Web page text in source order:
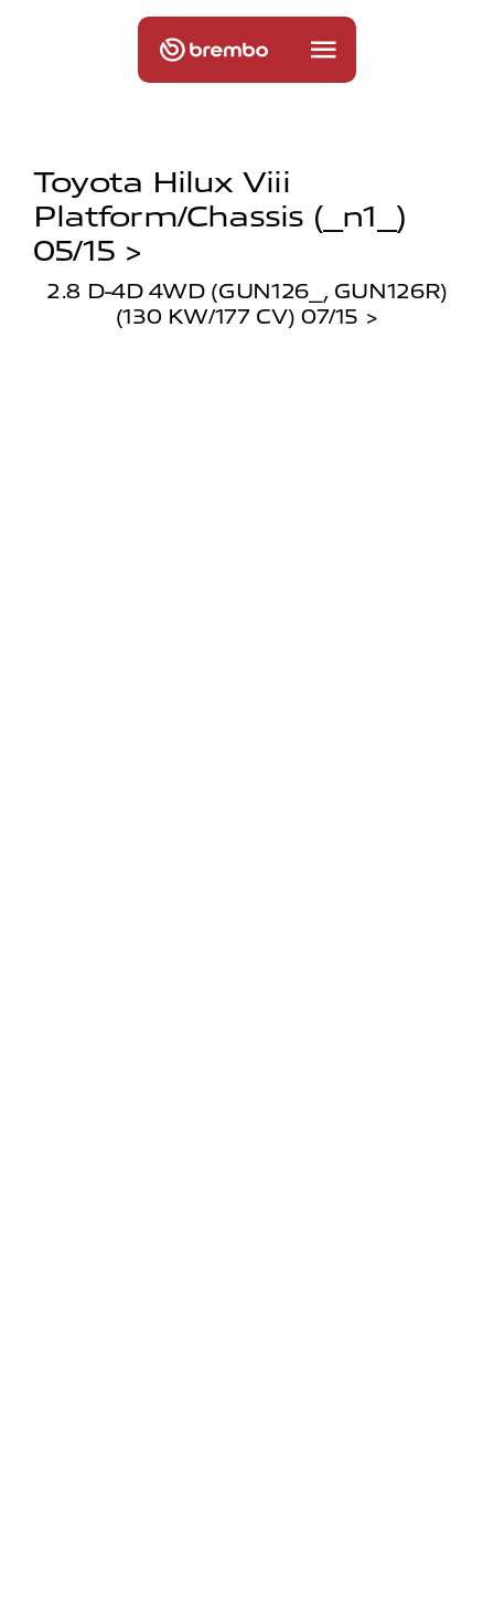
Toyota Hilux Viii
Platform/chassis (_n1_)
05/15 >
2.8 D-4D 4WD (GUN126_, GUN126R)
(130 KW/177 CV) 07/15 >